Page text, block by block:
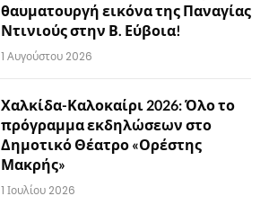
θαυματουργή εικόνα της Παναγίας
Ντινιούς στην Β. Εύβοια!
1 Αυγούστου 2026
Χαλκίδα-Καλοκαίρι 2026: Όλο το
πρόγραμμα εκδηλώσεων στο
Δημοτικό Θέατρο «Ορέστης
Μακρής»
1 Ιουλίου 2026